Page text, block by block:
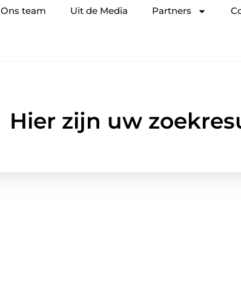
Ons team Uit de Media Partners
Hier zijn uw